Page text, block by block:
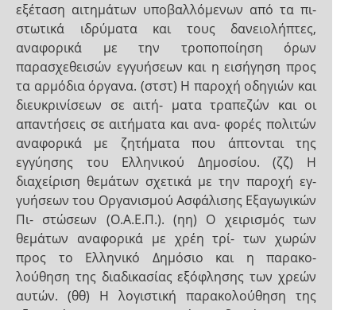
εξέταση αιτημάτων υποβαλλόμενων από τα πι-
στωτικά ιδρύματα και τους δανειολήπτες,
αναφορικά με την τροποποίηση όρων
παρασχεθεισών εγγυήσεων και η εισήγηση προς
τα αρμόδια όργανα. (στστ) Η παροχή οδηγιών και
διευκρινίσεων σε αιτή- ματα τραπεζών και οι
απαντήσεις σε αιτήματα και ανα- φορές πολιτών
αναφορικά με ζητήματα που άπτονται της
εγγύησης του Ελληνικού Δημοσίου. (ζζ) Η
διαχείριση θεμάτων σχετικά με την παροχή εγ-
γυήσεων του Οργανισμού Ασφάλισης Εξαγωγικών
Πι- στώσεων (Ο.Α.Ε.Π.). (ηη) Ο χειρισμός των
θεμάτων αναφορικά με χρέη τρί- των χωρών
προς το Ελληνικό Δημόσιο και η παρακο-
λούθηση της διαδικασίας εξόφλησης των χρεών
αυτών. (θθ) Η λογιστική παρακολούθηση της